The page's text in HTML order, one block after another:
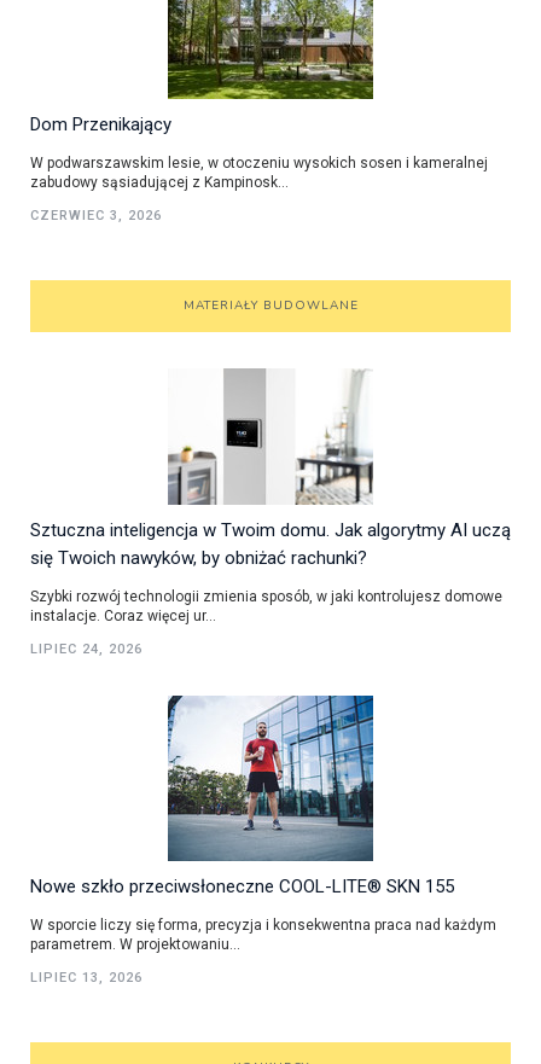
Dom Przenikający
W podwarszawskim lesie, w otoczeniu wysokich sosen i kameralnej
zabudowy sąsiadującej z Kampinosk...
CZERWIEC 3, 2026
MATERIAŁY BUDOWLANE
Sztuczna inteligencja w Twoim domu. Jak algorytmy AI uczą
się Twoich nawyków, by obniżać rachunki?
Szybki rozwój technologii zmienia sposób, w jaki kontrolujesz domowe
instalacje. Coraz więcej ur...
LIPIEC 24, 2026
Nowe szkło przeciwsłoneczne COOL-LITE® SKN 155
W sporcie liczy się forma, precyzja i konsekwentna praca nad każdym
parametrem. W projektowaniu...
LIPIEC 13, 2026